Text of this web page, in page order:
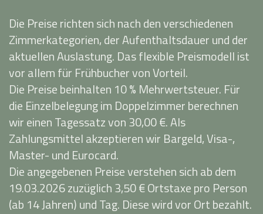
Die Preise richten sich nach den verschiedenen
Zimmerkategorien, der Aufenthaltsdauer und der
aktuellen Auslastung. Das flexible Preismodell ist
vor allem für Frühbucher von Vorteil.
Die Preise beinhalten 10 % Mehrwertsteuer. Für
die Einzelbelegung im Doppelzimmer berechnen
wir einen Tagessatz von 30,00 €. Als
Zahlungsmittel akzeptieren wir Bargeld, Visa-,
Master- und Eurocard.
Die angegebenen Preise verstehen sich ab dem
19.03.2026 zuzüglich 3,50 € Ortstaxe pro Person
(ab 14 Jahren) und Tag. Diese wird vor Ort bezahlt.